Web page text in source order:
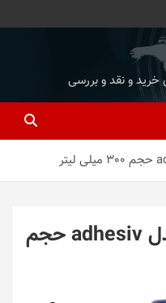
خرید و نقد و بررسی
اسپری چسب گامی مدل adhesiv حجم